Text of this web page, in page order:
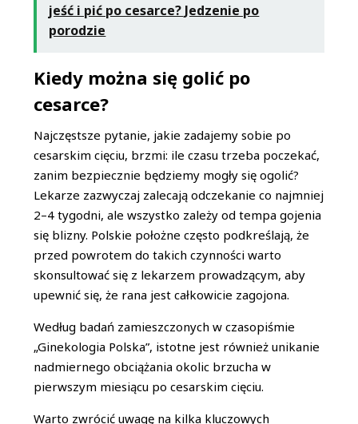
jeść i pić po cesarce? Jedzenie po
porodzie
Kiedy można się golić po
cesarce?
Najczęstsze pytanie, jakie zadajemy sobie po
cesarskim cięciu, brzmi: ile czasu trzeba poczekać,
zanim bezpiecznie będziemy mogły się ogolić?
Lekarze zazwyczaj zalecają odczekanie co najmniej
2–4 tygodni, ale wszystko zależy od tempa gojenia
się blizny. Polskie położne często podkreślają, że
przed powrotem do takich czynności warto
skonsultować się z lekarzem prowadzącym, aby
upewnić się, że rana jest całkowicie zagojona.
Według badań zamieszczonych w czasopiśmie
„Ginekologia Polska”, istotne jest również unikanie
nadmiernego obciążania okolic brzucha w
pierwszym miesiącu po cesarskim cięciu.
Warto zwrócić uwagę na kilka kluczowych